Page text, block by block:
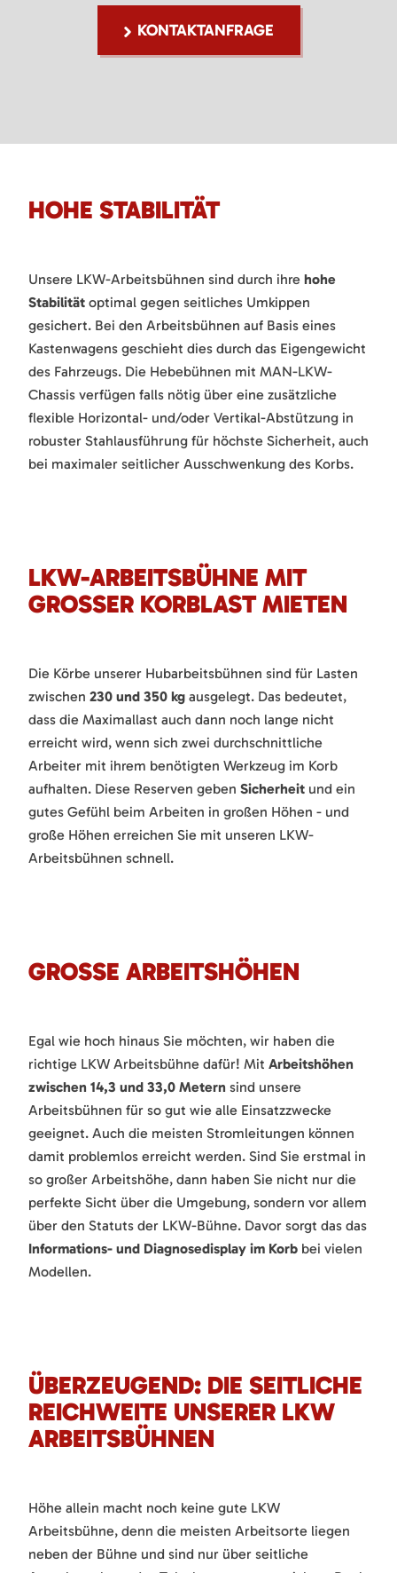
KONTAKTANFRAGE
HOHE STABILITÄT
Unsere LKW-Arbeitsbühnen sind durch ihre hohe
Stabilität optimal gegen seitliches Umkippen
gesichert. Bei den Arbeitsbühnen auf Basis eines
Kastenwagens geschieht dies durch das Eigengewicht
des Fahrzeugs. Die Hebebühnen mit MAN-LKW-
Chassis verfügen falls nötig über eine zusätzliche
flexible Horizontal- und/oder Vertikal-Abstützung in
robuster Stahlausführung für höchste Sicherheit, auch
bei maximaler seitlicher Ausschwenkung des Korbs.
LKW-ARBEITSBÜHNE MIT
GROSSER KORBLAST MIETEN
Die Körbe unserer Hubarbeitsbühnen sind für Lasten
zwischen 230 und 350 kg ausgelegt. Das bedeutet,
dass die Maximallast auch dann noch lange nicht
erreicht wird, wenn sich zwei durchschnittliche
Arbeiter mit ihrem benötigten Werkzeug im Korb
aufhalten. Diese Reserven geben Sicherheit und ein
gutes Gefühl beim Arbeiten in großen Höhen - und
große Höhen erreichen Sie mit unseren LKW-
Arbeitsbühnen schnell.
GROSSE ARBEITSHÖHEN
Egal wie hoch hinaus Sie möchten, wir haben die
richtige LKW Arbeitsbühne dafür! Mit Arbeitshöhen
zwischen 14,3 und 33,0 Metern sind unsere
Arbeitsbühnen für so gut wie alle Einsatzzwecke
geeignet. Auch die meisten Stromleitungen können
damit problemlos erreicht werden. Sind Sie erstmal in
so großer Arbeitshöhe, dann haben Sie nicht nur die
perfekte Sicht über die Umgebung, sondern vor allem
über den Statuts der LKW-Bühne. Davor sorgt das das
Informations- und Diagnosedisplay im Korb bei vielen
Modellen.
ÜBERZEUGEND: DIE SEITLICHE
REICHWEITE UNSERER LKW
ARBEITSBÜHNEN
Höhe allein macht noch keine gute LKW
Arbeitsbühne, denn die meisten Arbeitsorte liegen
neben der Bühne und sind nur über seitliche